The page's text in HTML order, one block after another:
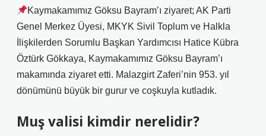
Kaymakamımız Göksu Bayram’ı ziyaret; AK Parti
Genel Merkez Üyesi, MKYK Sivil Toplum ve Halkla
İlişkilerden Sorumlu Başkan Yardımcısı Hatice Kübra
Öztürk Gökkaya, Kaymakamımız Göksu Bayram’ı
makamında ziyaret etti. Malazgirt Zaferi’nin 953. yıl
dönümünü büyük bir gurur ve coşkuyla kutladık.
Muş valisi kimdir nerelidir?